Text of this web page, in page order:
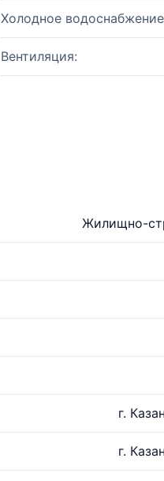
Холодное
Вентиляция:
Жилищно-
г.
г.